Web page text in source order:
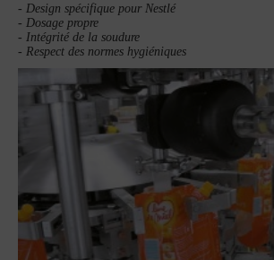
- Design spécifique pour Nestlé
- Dosage propre
- Intégrité de la soudure
- Respect des normes hygiéniques